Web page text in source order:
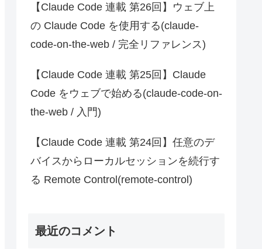
【Claude Code 連載 第26回】ウェブ上
の Claude Code を使用する(claude-
code-on-the-web / 完全リファレンス)
【Claude Code 連載 第25回】Claude
Code をウェブで始める(claude-code-on-
the-web / 入門)
【Claude Code 連載 第24回】任意のデ
バイスからローカルセッションを続行す
る Remote Control(remote-control)
最近のコメント